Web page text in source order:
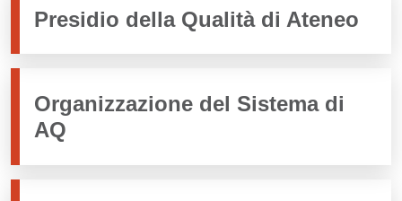
Presidio della Qualità di Ateneo
Organizzazione del Sistema di
AQ